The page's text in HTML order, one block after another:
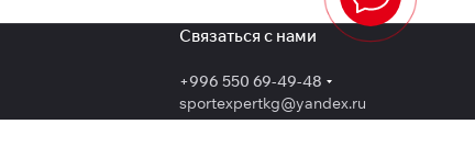
Связаться с нами
+996 550 69-49-48
sportexpertkg@yandex.ru
Бишкек, проспект Чингиза Айтматова,